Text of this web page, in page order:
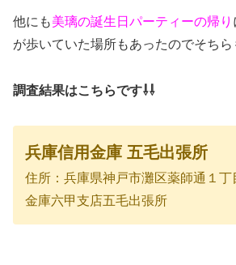
他にも美璃の誕生日パーティーの帰り
が歩いていた場所もあったのでそちら
調査結果はこちらです⇩⇩
兵庫信用金庫 五毛出張所
住所：兵庫県神戸市灘区薬師通１丁
金庫六甲支店五毛出張所